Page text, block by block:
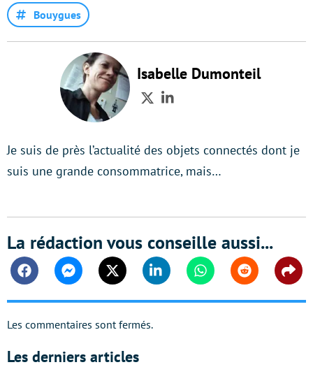
Bouygues
Isabelle Dumonteil
TwitterLinkedIn
Je suis de près l’actualité des objets connectés dont je
suis une grande consommatrice, mais…
La rédaction vous conseille aussi...
FacebookMessengerTwitter Linkedin WhatsappReddit
Les commentaires sont fermés.
Les derniers articles